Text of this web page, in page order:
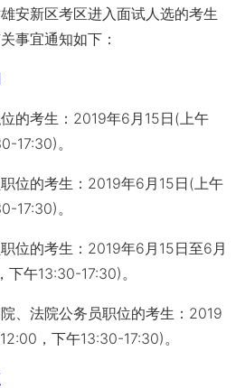
安新区考区进入面试人选的考生
事宜通知如下：
考生：2019年6月15日(上午
17:30)。
的考生：2019年6月15日(上午
17:30)。
的考生：2019年6月15日至6月
午13:30-17:30)。
法院公务员职位的考生：2019
，下午13:30-17:30)。